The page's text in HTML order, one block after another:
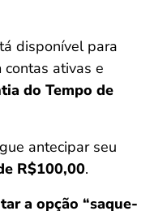
disponível para
ativas e
do Tempo de
antecipar seu
R$100,00.
a opção “saque-